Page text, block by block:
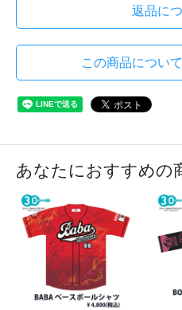
返品に
この商品につい
あなたにおすすめの